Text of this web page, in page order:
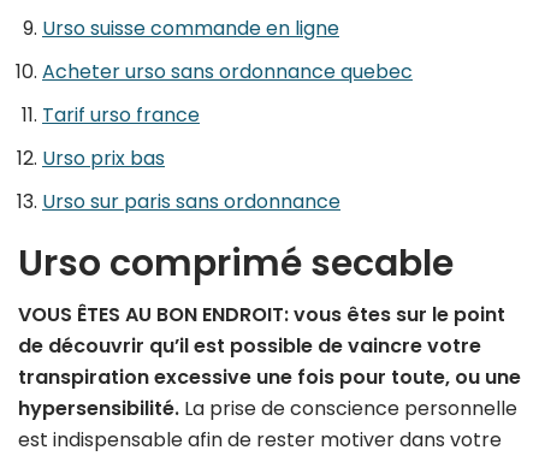
Urso suisse commande en ligne
Acheter urso sans ordonnance quebec
Tarif urso france
Urso prix bas
Urso sur paris sans ordonnance
Urso comprimé secable
VOUS ÊTES AU BON ENDROIT: vous êtes sur le point
de découvrir qu’il est possible de vaincre votre
transpiration excessive une fois pour toute, ou une
hypersensibilité. La prise de conscience personnelle
est indispensable afin de rester motiver dans votre